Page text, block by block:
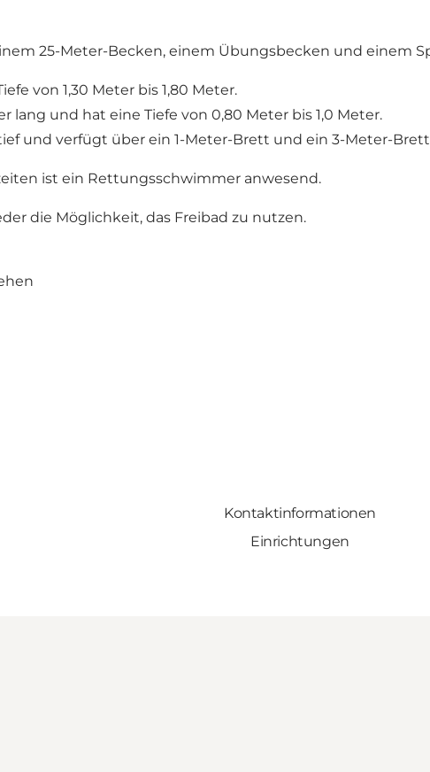
25-Meter-Becken, einem Übungsbecken und einem
von 1,30 Meter bis 1,80 Meter.
lang und hat eine Tiefe von 0,80 Meter bis 1,0 Meter.
und verfügt über ein 1-Meter-Brett und ein 3-Meter-
ist ein Rettungsschwimmer anwesend.
die Möglichkeit, das Freibad zu nutzen.
Kontaktinformationen
Einrichtungen